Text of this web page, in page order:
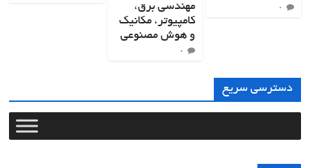
۰
مهندسی برق،
کامپیوتر، مکانیک
و هوش مصنوعی
۰
دسترسی سریع